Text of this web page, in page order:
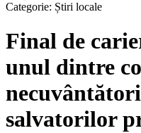
Categorie: Știri locale
Final de
unul dintre
salvatorilor